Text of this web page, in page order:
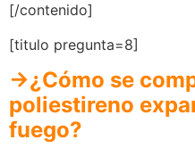
[/contenido]
[titulo pregunta=8]
→¿Cómo se
poliestireno
fuego?